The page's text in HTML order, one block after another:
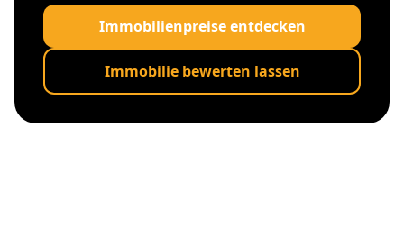
Immobilienpreise entdecken
Immobilie bewerten lassen